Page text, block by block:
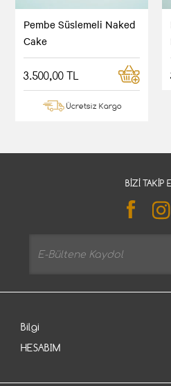
Pembe Süslemeli Naked
Cake
3.500,00 TL
Ücretsiz Kargo
BIZI TAKIP
Bilgi
HESABIM